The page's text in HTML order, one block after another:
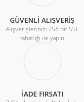
GÜVENLİ ALIŞVERİŞ
Alışverişlerinizi 256 bit SSL
rahatlığı ile yapın.
İADE FIRSATI